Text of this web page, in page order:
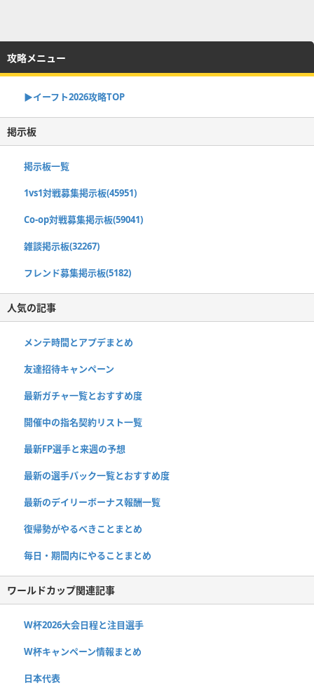
攻略メニュー
▶イーフト2026攻略TOP
掲示板
掲示板一覧
1vs1対戦募集掲示板(45951)
Co-op対戦募集掲示板(59041)
雑談掲示板(32267)
フレンド募集掲示板(5182)
人気の記事
メンテ時間とアプデまとめ
友達招待キャンペーン
最新ガチャ一覧とおすすめ度
開催中の指名契約リスト一覧
最新FP選手と来週の予想
最新の選手パック一覧とおすすめ度
最新のデイリーボーナス報酬一覧
復帰勢がやるべきことまとめ
毎日・期間内にやることまとめ
ワールドカップ関連記事
W杯2026大会日程と注目選手
W杯キャンペーン情報まとめ
日本代表